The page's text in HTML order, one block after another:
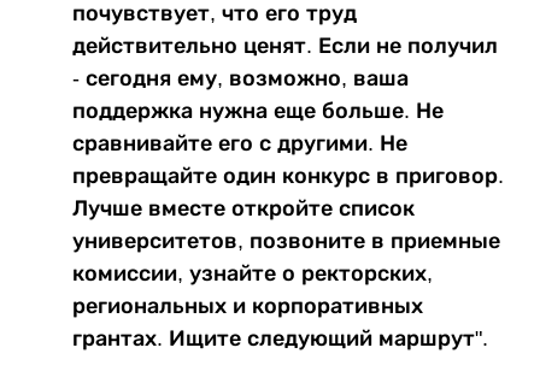
почувствует, что его труд
действительно ценят. Если не получил
- сегодня ему, возможно, ваша
поддержка нужна еще больше. Не
сравнивайте его с другими. Не
превращайте один конкурс в приговор.
Лучше вместе откройте список
университетов, позвоните в приемные
комиссии, узнайте о ректорских,
региональных и корпоративных
грантах. Ищите следующий маршрут".